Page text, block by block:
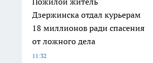
Дзержинска отдал курьерам
18 миллионов ради спасения
от ложного дела
11:32